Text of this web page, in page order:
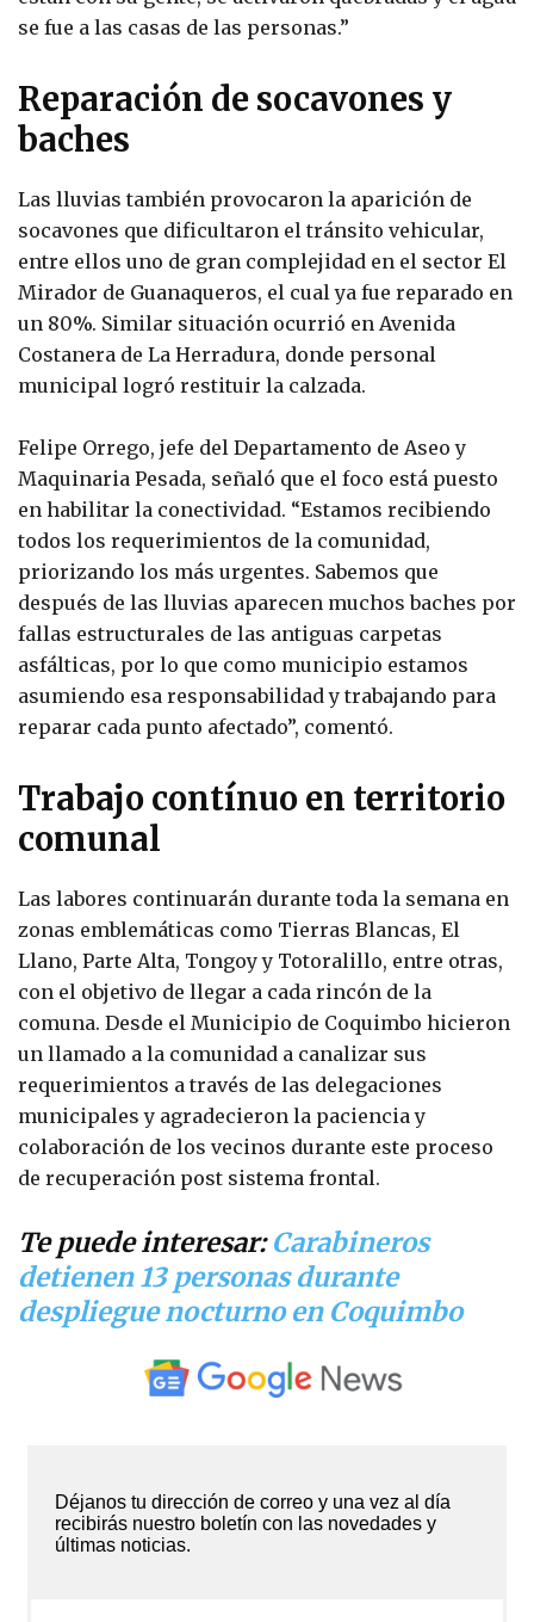
se fue a las casas de las personas.”
Reparación de socavones y
baches
Las lluvias también provocaron la aparición de
socavones que dificultaron el tránsito vehicular,
entre ellos uno de gran complejidad en el sector El
Mirador de Guanaqueros, el cual ya fue reparado en
un 80%. Similar situación ocurrió en Avenida
Costanera de La Herradura, donde personal
municipal logró restituir la calzada.
Felipe Orrego, jefe del Departamento de Aseo y
Maquinaria Pesada, señaló que el foco está puesto
en habilitar la conectividad. “Estamos recibiendo
todos los requerimientos de la comunidad,
priorizando los más urgentes. Sabemos que
después de las lluvias aparecen muchos baches por
fallas estructurales de las antiguas carpetas
asfálticas, por lo que como municipio estamos
asumiendo esa responsabilidad y trabajando para
reparar cada punto afectado”, comentó.
Trabajo contínuo en territorio
comunal
Las labores continuarán durante toda la semana en
zonas emblemáticas como Tierras Blancas, El
Llano, Parte Alta, Tongoy y Totoralillo, entre otras,
con el objetivo de llegar a cada rincón de la
comuna. Desde el Municipio de Coquimbo hicieron
un llamado a la comunidad a canalizar sus
requerimientos a través de las delegaciones
municipales y agradecieron la paciencia y
colaboración de los vecinos durante este proceso
de recuperación post sistema frontal.
Te puede interesar:Carabineros
detienen 13 personas durante
despliegue nocturno en Coquimbo